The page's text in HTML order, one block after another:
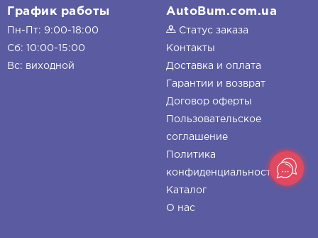
График работы
Пн-Пт: 9:00-18:00
Сб: 10:00-15:00
Вс: виходной
AutoBum.com.ua
Статус заказа
Контакты
Доставка и оплата
Гарантии и возврат
Договор оферты
Пользовательское
соглашение
Политика
конфиденциальности
Каталог
О нас